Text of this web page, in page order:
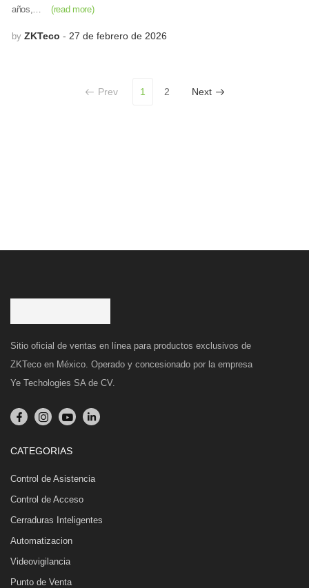
años,…
(read more)
by ZKTeco 27 de febrero de 2026
Prev 1 2 Next
Sitio oficial de ventas en línea para productos exclusivos de
ZKTeco en México. Operado y concesionado por la empresa
Ye Techologies SA de CV.
CATEGORIAS
Control de Asistencia
Control de Acceso
Cerraduras Inteligentes
Automatizacion
Videovigilancia
Punto de Venta